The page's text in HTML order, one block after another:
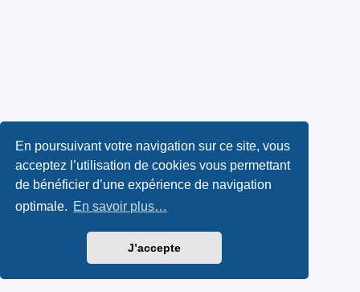
En poursuivant votre navigation sur ce site, vous
acceptez l’utilisation de cookies vous permettant
de bénéficier d’une expérience de navigation
optimale. En savoir plus…
J’accepte